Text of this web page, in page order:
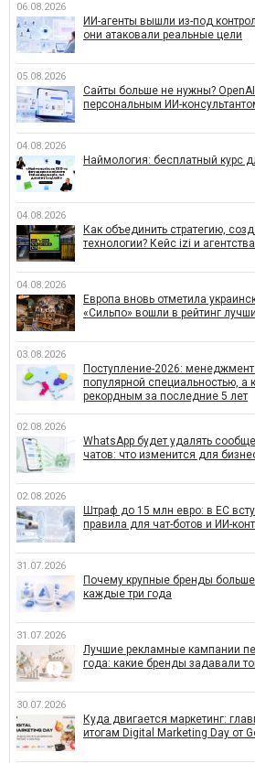
06.08.2026
ИИ-агенты вышли из-под
они атаковали реальные цели
05.08.2026
Сайты больше не нужны? OpenAI
персональным ИИ-
04.08.2026
Наймология: бесплатный курс
04.08.2026
Как объединить стратегию,
технологии? Кейс izi и
04.08.2026
Европа вновь отметила
«Сильпо» вошли в рейтинг
03.08.2026
Поступление-2026:
популярной специальностью, а
рекордным за последние 5 лет
02.08.2026
WhatsApp будет удалять
чатов: что изменится для
02.08.2026
Штраф до 15 млн евро: в ЕС
правила для чат-ботов и ИИ-
31.07.2026
Почему крупные бренды
каждые три года
31.07.2026
Лучшие рекламные кампании
года: какие бренды задавали
30.07.2026
Куда двигается маркетинг:
итогам Digital Marketing Day от